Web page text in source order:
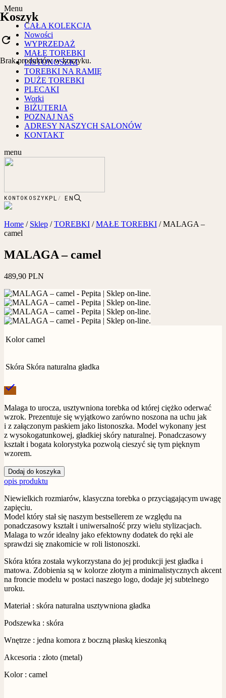
Menu
CAŁA KOLEKCJA
Nowości
WYPRZEDAŻ
MAŁE TOREBKI
LISTONOSZKI
TOREBKI NA RAMIĘ
DUŻE TOREBKI
PLECAKI
Worki
BIŻUTERIA
POZNAJ NAS
ADRESY NASZYCH SALONÓW
KONTAKT
menu
KONTO KOSZYKPL EN
Home / Sklep /TOREBKI /MAŁE TOREBKI /MALAGA –
camel
MALAGA – camel
489,90 PLN
Kolor camel
Skóra Skóra naturalna gładka
check
Malaga to urocza, usztywniona torebka od której ciężko oderwać
wzrok. Prezentuje się wyjątkowo zarówno noszona na uchu jak
i z załączonym paskiem jako listonoszka. Model wykonany jest
z wysokogatunkowej, gładkiej skóry naturalnej. Ponadczasowy
kształt i bogata kolorystyka pozwolą cieszyć się tym pięknym
wzorem.
Dodaj do koszyka
opis produktu
Niewielkich rozmiarów, klasyczna torebka o przyciągającym uwagę
zapięciu.
Model który stał się naszym bestsellerem ze względu na
ponadczasowy kształt i uniwersalność przy wielu stylizacjach.
Malaga to wzór idealny jako efektowny dodatek do ręki ale
sprawdzi się znakomicie w roli listonoszki.
Skóra która została wykorzystana do jej produkcji jest gładka i
matowa. Zdobienia są w kolorze złotym a minimalistycznych akcent
na froncie modelu w postaci naszego logo, dodaje jej subtelnego
uroku.
Materiał : skóra naturalna usztywniona gładka
Podszewka : skóra
Wnętrze : jedna komora z boczną płaską kieszonką
Akcesoria : złoto (metal)
Kolor : camel
Koszyk
refresh
Brak produktów w koszyku.